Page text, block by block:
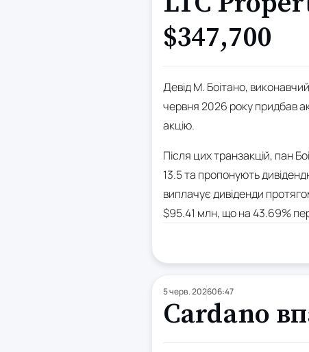
$347,700
Девід М. Боітано,
червня 2026 року придбав
акцію.
Після цих транзакцій, пан
13.5 та пропонують
виплачує дивіденди
$95.41 млн, що на 43.69%
5 черв. 202606:47
Cardano